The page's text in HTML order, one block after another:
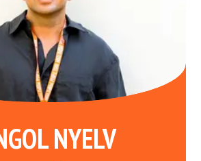
NYELV